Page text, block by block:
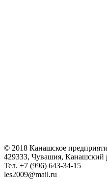
© 2018 Канашское
429333, Чувашия, Канашский
Тел. +7 (996) 643-34-15
les2009@mail.ru